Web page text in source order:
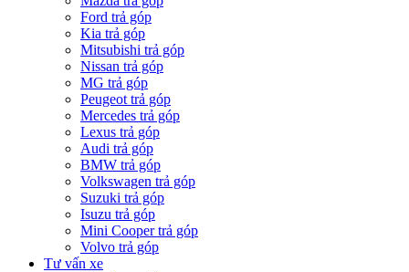
Ford trả góp
Kia trả góp
Mitsubishi trả góp
Nissan trả góp
MG trả góp
Peugeot trả góp
Mercedes trả góp
Lexus trả góp
Audi trả góp
BMW trả góp
Volkswagen trả góp
Suzuki trả góp
Isuzu trả góp
Mini Cooper trả góp
Volvo trả góp
Tư vấn xe